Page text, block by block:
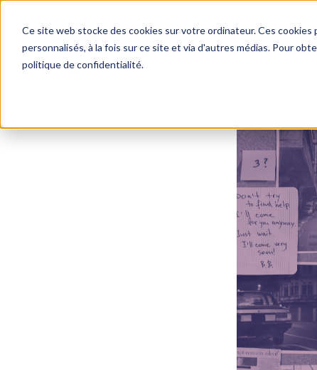
Ce site web stocke des cookies sur votre ordinateur. Ces
personnalisés, à la fois sur ce site et via d'autres médias. Pour
politique de confidentialité.